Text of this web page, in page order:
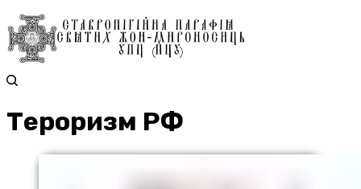
Тероризм РФ